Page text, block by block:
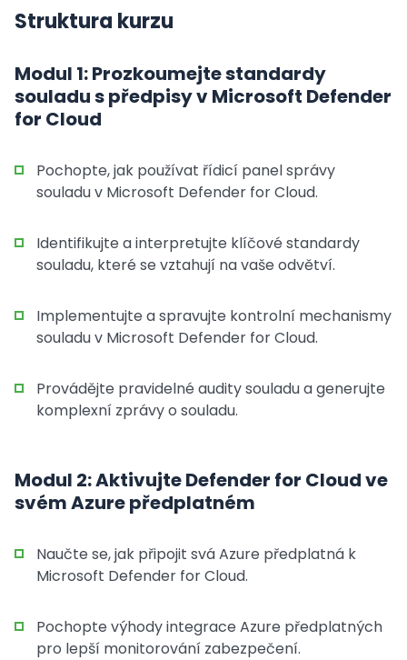
Struktura kurzu
Modul 1: Prozkoumejte standardy
souladu s předpisy v Microsoft Defender
for Cloud
Pochopte, jak používat řídicí panel správy
souladu v Microsoft Defender for Cloud.
Identifikujte a interpretujte klíčové standardy
souladu, které se vztahují na vaše odvětví.
Implementujte a spravujte kontrolní mechanismy
souladu v Microsoft Defender for Cloud.
Provádějte pravidelné audity souladu a generujte
komplexní zprávy o souladu.
Modul 2: Aktivujte Defender for Cloud ve
svém Azure předplatném
Naučte se, jak připojit svá Azure předplatná k
Microsoft Defender for Cloud.
Pochopte výhody integrace Azure předplatných
pro lepší monitorování zabezpečení.